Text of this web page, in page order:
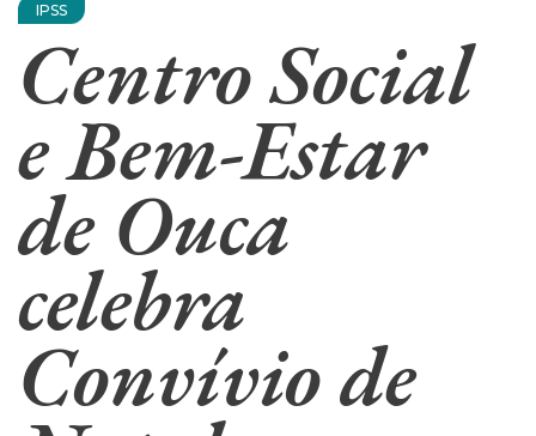
IPSS
Centro Social
e Bem-Estar
de Ouca
celebra
Convívio de